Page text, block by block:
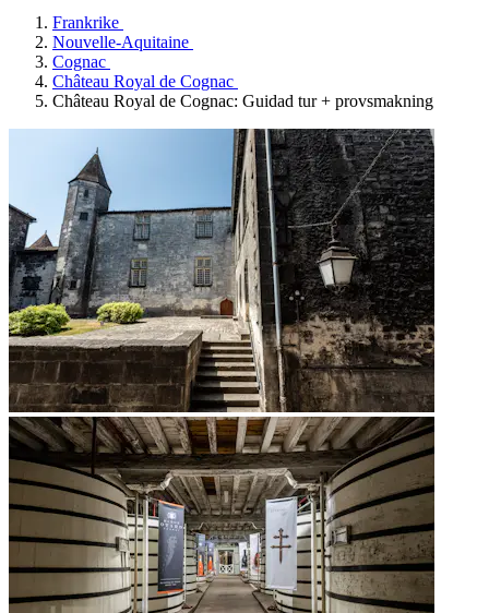
Frankrike
Nouvelle-Aquitaine
Cognac
Château Royal de Cognac
Château Royal de Cognac: Guidad tur + provsmakning